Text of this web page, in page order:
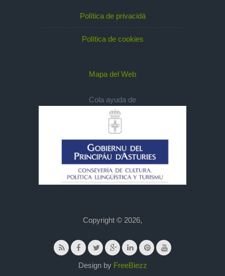
Política de privacidá
Política de cookies
Mapa del Web
Cola ayuda de
Copyright © 2026,
Design by FreeBiezz